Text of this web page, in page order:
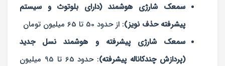
سمعک شارژی هوشمند (دارای بلوتوث و سیستم
پیشرفته حذف نویز): از حدود 50 تا 65 میلیون تومان
سمعک شارژی پیشرفته و هوشمند نسل جدید
(پردازش چندکاناله پیشرفته)
: حدود 65 تا 95 میلیون